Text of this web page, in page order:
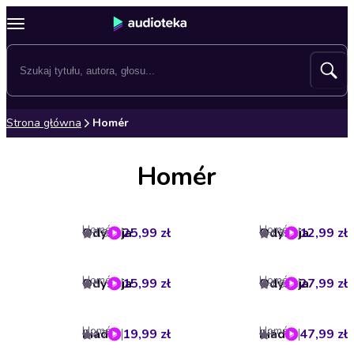
Strona główna Homér
Homér
Odyseja
Homér
3.8 25,99 zł Odyseja
Homér
4.3 12,99 zł
Odyseja
Homér
5 15,99 zł Odyseja
Homér
4.6 27,99 zł
Iliada
Homér
4.7 19,99 zł Iliada
Homér
5 47,99 zł